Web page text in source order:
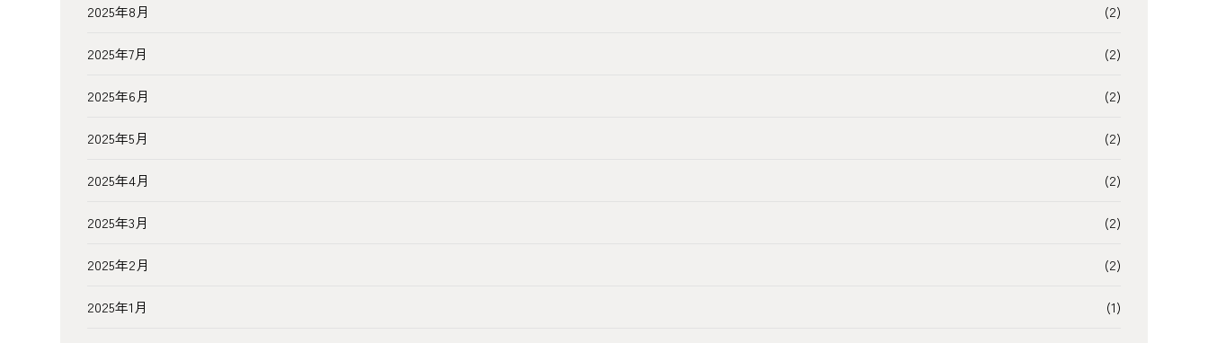
2025年8月 (2)
2025年7月 (2)
2025年6月 (2)
2025年5月 (2)
2025年4月 (2)
2025年3月 (2)
2025年2月 (2)
2025年1月 (1)